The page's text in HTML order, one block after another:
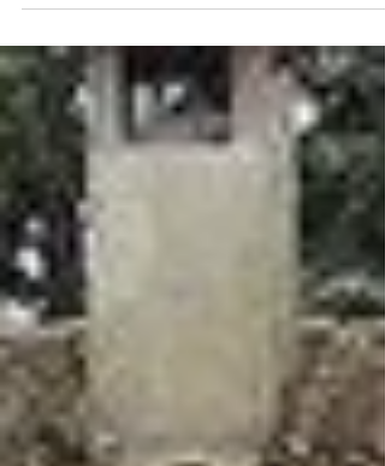
Arcinazzo, io, insieme a tanti altri ragazzi
provenienti da altre realtà salesiane,...